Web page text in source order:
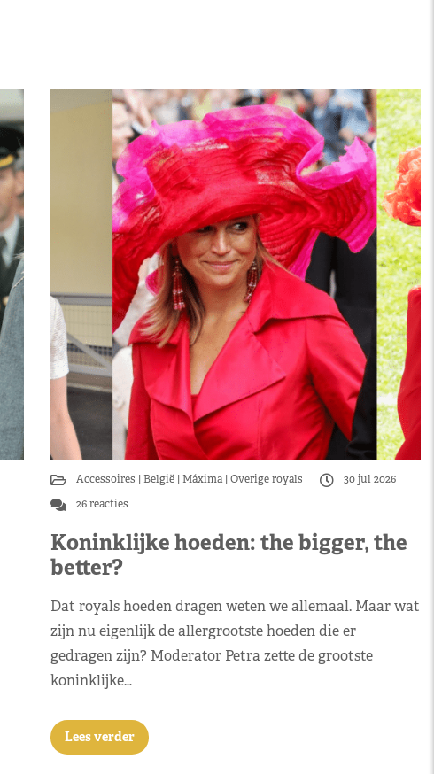
Accessoires België Máxima Overige royals
30 jul 2026
26 reacties
Koninklijke hoeden: the bigger, the
better?
Dat royals hoeden dragen weten we allemaal. Maar wat
zijn nu eigenlijk de allergrootste hoeden die er
gedragen zijn? Moderator Petra zette de grootste
koninklijke…
Lees verder